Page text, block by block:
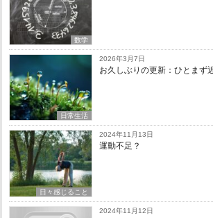
数学
日常生活
2026年3月7日
お久しぶりの更新：ひとまず
日々感じること
2024年11月13日
運動不足？
2024年11月12日